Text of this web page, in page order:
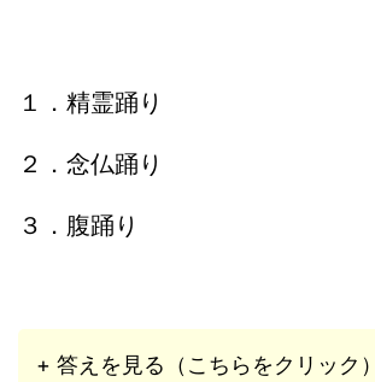
１．精霊踊り
２．念仏踊り
３．腹踊り
+ 答えを見る（こちらをクリック）